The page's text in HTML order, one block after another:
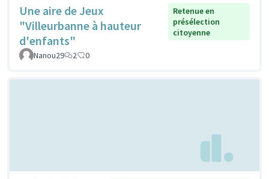
Une aire de Jeux
"Villeurbanne à hauteur
d'enfants"
Retenue en
présélection
citoyenne
Nanou29 2 0